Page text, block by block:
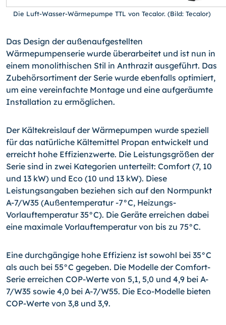
Die Luft-Wasser-Wärmepumpe TTL von Tecalor. (Bild: Tecalor)
Das Design der außenaufgestellten
Wärmepumpenserie wurde überarbeitet und ist nun in
einem monolithischen Stil in Anthrazit ausgeführt. Das
Zubehörsortiment der Serie wurde ebenfalls optimiert,
um eine vereinfachte Montage und eine aufgeräumte
Installation zu ermöglichen.
Der Kältekreislauf der Wärmepumpen wurde speziell
für das natürliche Kältemittel Propan entwickelt und
erreicht hohe Effizienzwerte. Die Leistungsgrößen der
Serie sind in zwei Kategorien unterteilt: Comfort (7, 10
und 13 kW) und Eco (10 und 13 kW). Diese
Leistungsangaben beziehen sich auf den Normpunkt
A-7/W35 (Außentemperatur -7°C, Heizungs-
Vorlauftemperatur 35°C). Die Geräte erreichen dabei
eine maximale Vorlauftemperatur von bis zu 75°C.
Eine durchgängige hohe Effizienz ist sowohl bei 35°C
als auch bei 55°C gegeben. Die Modelle der Comfort-
Serie erreichen COP-Werte von 5,1, 5,0 und 4,9 bei A-
7/W35 sowie 4,0 bei A-7/W55. Die Eco-Modelle bieten
COP-Werte von 3,8 und 3,9.